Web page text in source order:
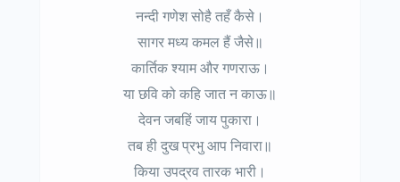
नन्दी गणेश सोहै तहँ कैसे।
सागर मध्य कमल हैं जैसे॥
कार्तिक श्याम और गणराऊ।
या छवि को कहि जात न काऊ॥
देवन जबहिं जाय पुकारा।
तब ही दुख प्रभु आप निवारा॥
किया उपद्रव तारक भारी।